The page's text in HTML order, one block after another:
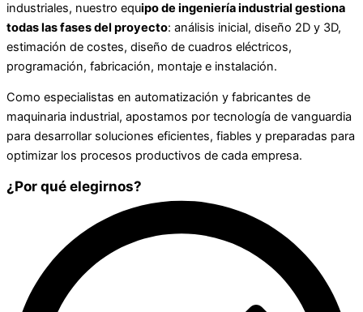
industriales, nuestro equipo de ingeniería industrial gestiona
todas las fases del proyecto: análisis inicial, diseño 2D y 3D,
estimación de costes, diseño de cuadros eléctricos,
programación, fabricación, montaje e instalación.
Como especialistas en automatización y fabricantes de
maquinaria industrial, apostamos por tecnología de vanguardia
para desarrollar soluciones eficientes, fiables y preparadas para
optimizar los procesos productivos de cada empresa.
¿Por qué elegirnos?